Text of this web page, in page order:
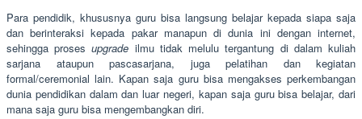
Para pendidik, khususnya guru bisa langsung belajar kepada siapa saja
dan berinteraksi kepada pakar manapun di dunia ini dengan internet,
sehingga prosesupgrade ilmu tidak melulu tergantung di dalam kuliah
sarjana ataupun pascasarjana, juga pelatihan dan kegiatan
formal/ceremonial lain. Kapan saja guru bisa mengakses perkembangan
dunia pendidikan dalam dan luar negeri, kapan saja guru bisa belajar, dari
mana saja guru bisa mengembangkan diri.